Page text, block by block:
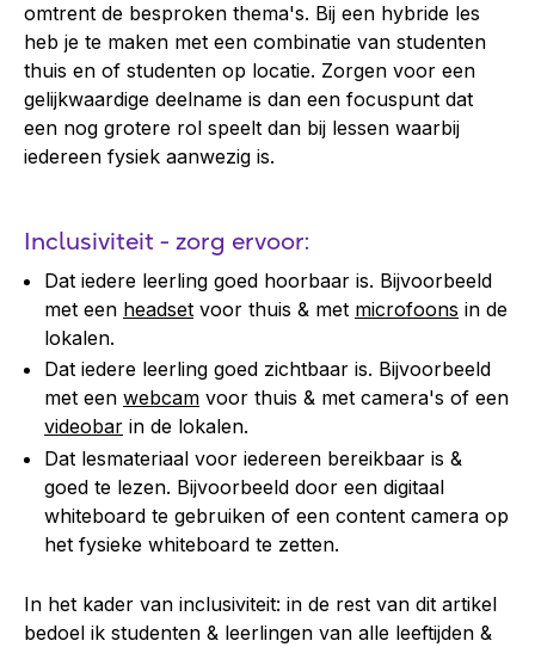
omtrent de besproken thema's. Bij een hybride les
heb je te maken met een combinatie van studenten
thuis en of studenten op locatie. Zorgen voor een
gelijkwaardige deelname is dan een focuspunt dat
een nog grotere rol speelt dan bij lessen waarbij
iedereen fysiek aanwezig is.
Inclusiviteit - zorg ervoor:
Dat iedere leerling goed hoorbaar is. Bijvoorbeeld
met een headset voor thuis & met microfoons in de
lokalen.
Dat iedere leerling goed zichtbaar is. Bijvoorbeeld
met een webcam voor thuis & met camera's of een
videobar in de lokalen.
Dat lesmateriaal voor iedereen bereikbaar is &
goed te lezen. Bijvoorbeeld door een digitaal
whiteboard te gebruiken of een content camera op
het fysieke whiteboard te zetten.
In het kader van inclusiviteit: in de rest van dit artikel
bedoel ik studenten & leerlingen van alle leeftijden &